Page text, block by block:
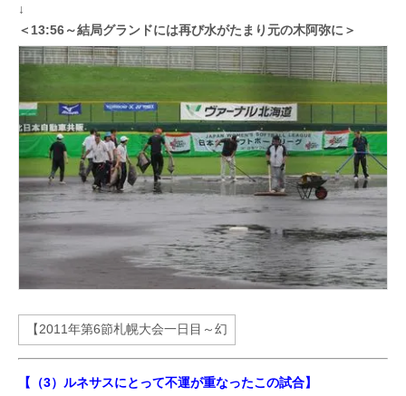
↓
＜13:56～結局グランドには再び水がたまり元の木阿弥に＞
【（3）ルネサスにとって不運が重なったこの試合】